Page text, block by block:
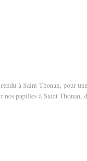
à Saint-Thonan, pour
nos papilles à Saint Thonan,